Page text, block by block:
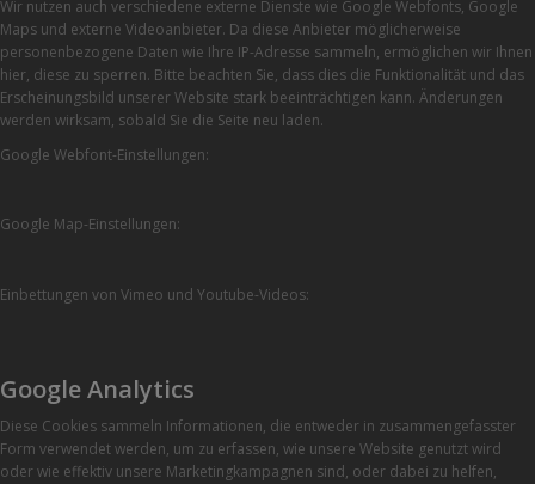
Wir nutzen auch verschiedene externe Dienste wie Google Webfonts, Google
Maps und externe Videoanbieter. Da diese Anbieter möglicherweise
personenbezogene Daten wie Ihre IP-Adresse sammeln, ermöglichen wir Ihnen
hier, diese zu sperren. Bitte beachten Sie, dass dies die Funktionalität und das
Erscheinungsbild unserer Website stark beeinträchtigen kann. Änderungen
werden wirksam, sobald Sie die Seite neu laden.
Google Webfont-Einstellungen:
Google Map-Einstellungen:
Einbettungen von Vimeo und Youtube-Videos:
Google Analytics
Diese Cookies sammeln Informationen, die entweder in zusammengefasster
Form verwendet werden, um zu erfassen, wie unsere Website genutzt wird
oder wie effektiv unsere Marketingkampagnen sind, oder dabei zu helfen,